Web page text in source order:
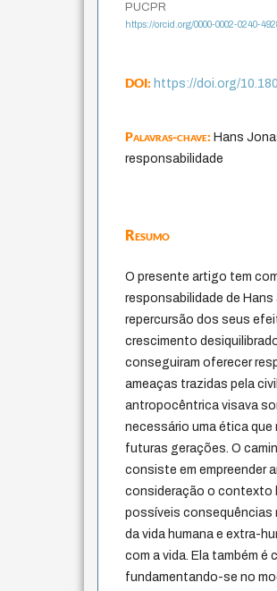
PUCPR
https://orcid.org/0000-0002-0240-
DOI:https://doi.org/
Palavras-chave:Hans
responsabilidade
Resumo
O presente artigo tem
responsabilidade de
repercursão dos seus
crescimento
conseguiram oferecer
ameaças trazidas pela
antropocêntrica visava
necessário uma ética
futuras gerações. O
consiste em empreender
consideração o contexto
possíveis consequências
da vida humana e extra-
com a vida. Ela também
fundamentando-se no